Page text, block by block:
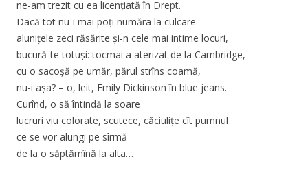
ne-am trezit cu ea licențiată în Drept.
Dacă tot nu-i mai poți număra la culcare
alunițele zeci răsărite și-n cele mai intime locuri,
bucură-te totuși: tocmai a aterizat de la Cambridge,
cu o sacoșă pe umăr, părul strîns coamă,
nu-i așa? – o, leit, Emily Dickinson în blue jeans.
Curînd, o să întindă la soare
lucruri viu colorate, scutece, căciulițe cît pumnul
ce se vor alungi pe sîrmă
de la o săptămînă la alta…